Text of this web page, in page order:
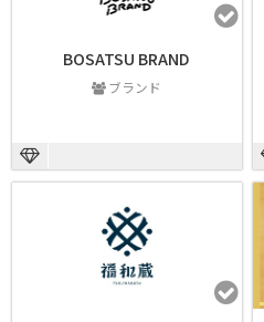
BOSATSU BRAND
ブランド